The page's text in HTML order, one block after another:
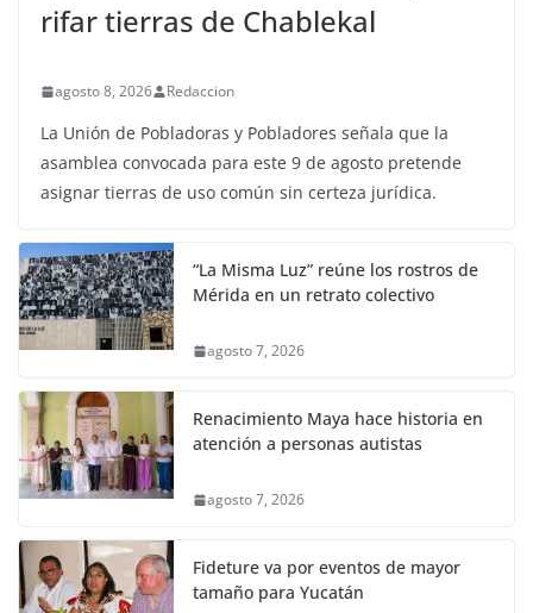
rifar tierras de Chablekal
agosto 8, 2026 Redaccion
La Unión de Pobladoras y Pobladores señala que la
asamblea convocada para este 9 de agosto pretende
asignar tierras de uso común sin certeza jurídica.
“La Misma Luz” reúne los rostros de
Mérida en un retrato colectivo
agosto 7, 2026
Renacimiento Maya hace historia en
atención a personas autistas
agosto 7, 2026
Fideture va por eventos de mayor
tamaño para Yucatán